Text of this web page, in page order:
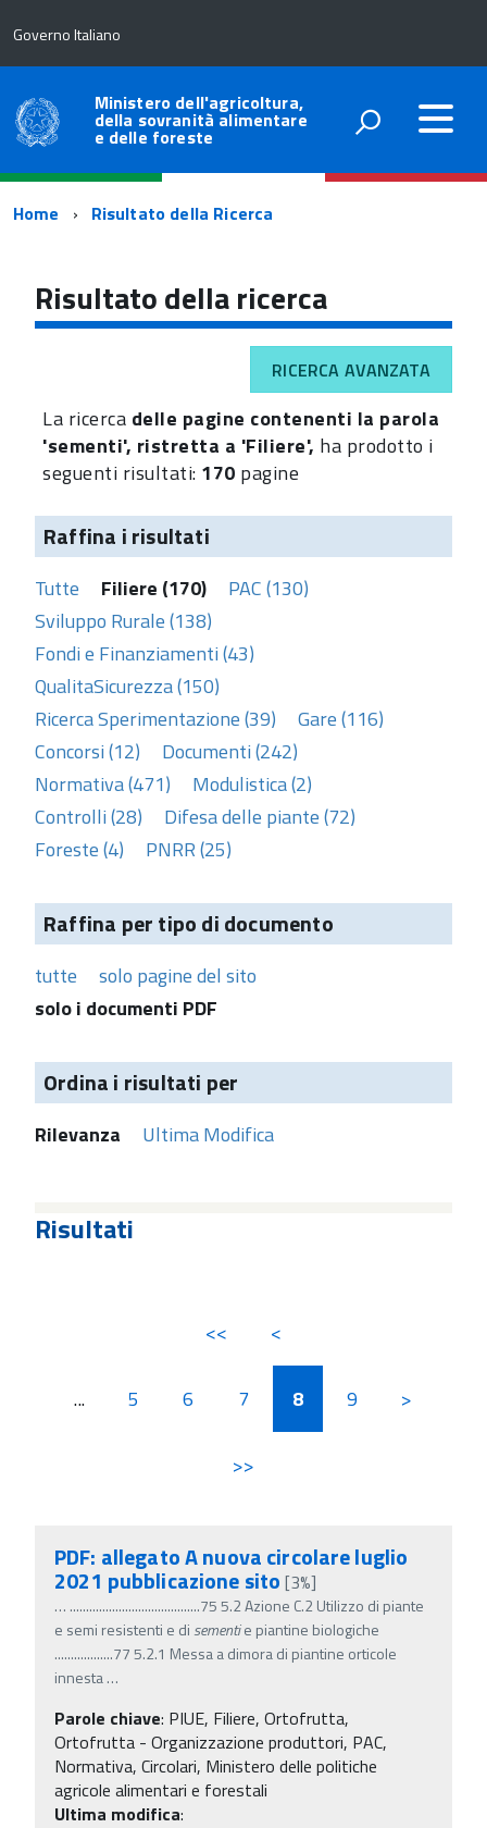
Governo Italiano
Ministero dell'agricoltura,
della sovranità alimentare
e delle foreste
Percorso
navigazione
Home Risultato della Ricerca
Risultato della ricerca
RICERCA AVANZATA
La ricerca delle pagine contenenti la parola
'sementi', ristretta a 'Filiere', ha prodotto i
seguenti risultati: 170 pagine
Raffina i risultati
Tutte Filiere (170)
PAC (130)
Sviluppo Rurale (138)
Fondi e Finanziamenti (43)
QualitaSicurezza (150)
Ricerca Sperimentazione (39)
Gare (116)
Concorsi (12)
Documenti (242)
Normativa (471)
Modulistica (2)
Controlli (28)
Difesa delle piante (72)
Foreste (4)
PNRR (25)
Raffina per tipo di documento
tutte
solo pagine del sito
solo i documenti PDF
Ordina i risultati per
Rilevanza Ultima Modifica
Risultati
<< <
... 5 6 7 8 9 >
>>
PDF: allegato A nuova circolare luglio
2021 pubblicazione sito [3%]
… ........................................75 5.2 Azione C.2 Utilizzo di piante
e semi resistenti e di sementie piantine biologiche
..................77 5.2.1 Messa a dimora di piantine orticole
innesta…
Parole chiave: PIUE, Filiere, Ortofrutta,
Ortofrutta - Organizzazione produttori, PAC,
Normativa, Circolari, Ministero delle politiche
agricole alimentari e forestali
Ultima modifica: